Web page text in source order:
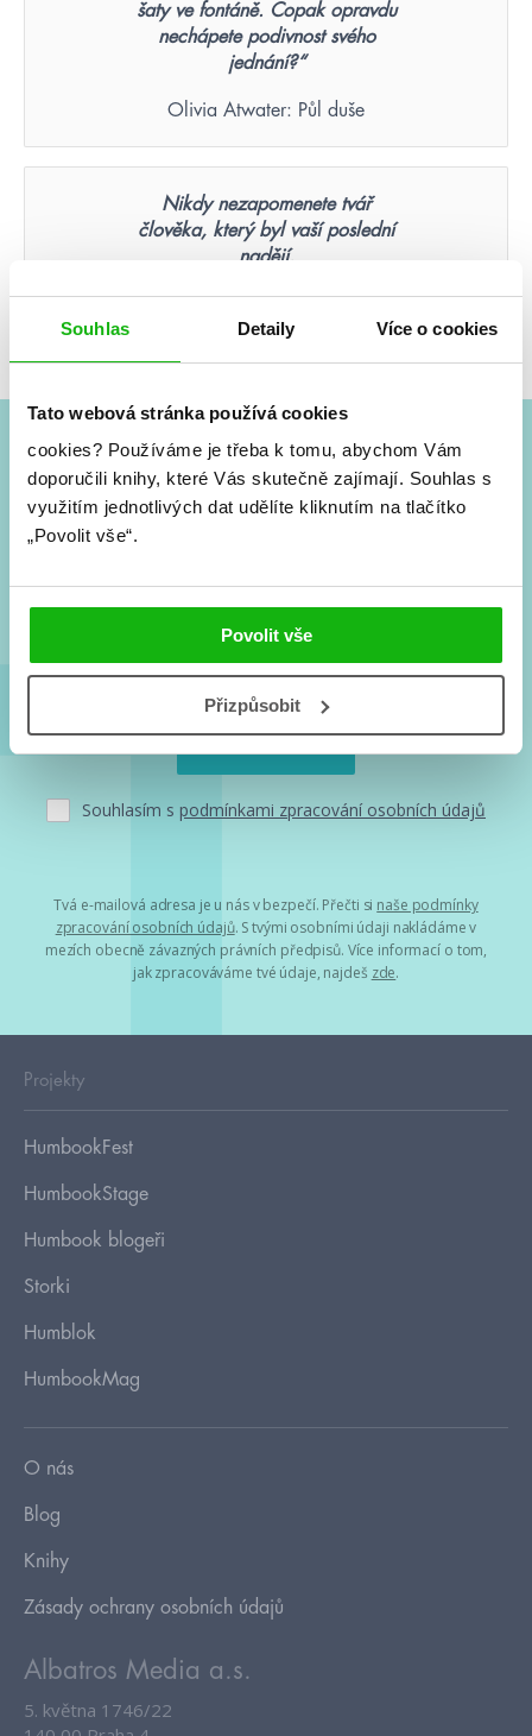
Souhlas Detaily Více o cookies
Tato webová stránka používá cookies
cookies? Používáme je třeba k tomu, abychom Vám
doporučili knihy, které Vás skutečně zajímají. Souhlas s
využitím jednotlivých dat udělíte kliknutím na tlačítko
„Povolit vše“.
Povolit vše
Přizpůsobit
šaty ve fontáně. Copak opravdu
nechápete podivnost svého
jednání?“
Olivia Atwater: Půl duše
Nikdy nezapomenete tvář
člověka, který byl vaší poslední
nadějí.
(ilustrované vydání)
#HumbookNews
Vše kolem #youngadult každý měsíc rovnou do mailu!
Souhlasím s podmínkami zpracování osobních údajů
Tvá e-mailová adresa je u nás v bezpečí. Přečti si naše podmínky
zpracování osobních údajů. S tvými osobními údaji nakládáme v
mezích obecně závazných právních předpisů. Více informací o tom,
jak zpracováváme tvé údaje, najdeš zde.
Projekty
HumbookFest
HumbookStage
Humbook blogeři
Storki
Humblok
HumbookMag
O nás
Blog
Knihy
Zásady ochrany osobních údajů
Albatros Media a.s.
5. května 1746/22